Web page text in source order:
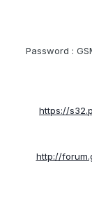
Password :
https://
http://